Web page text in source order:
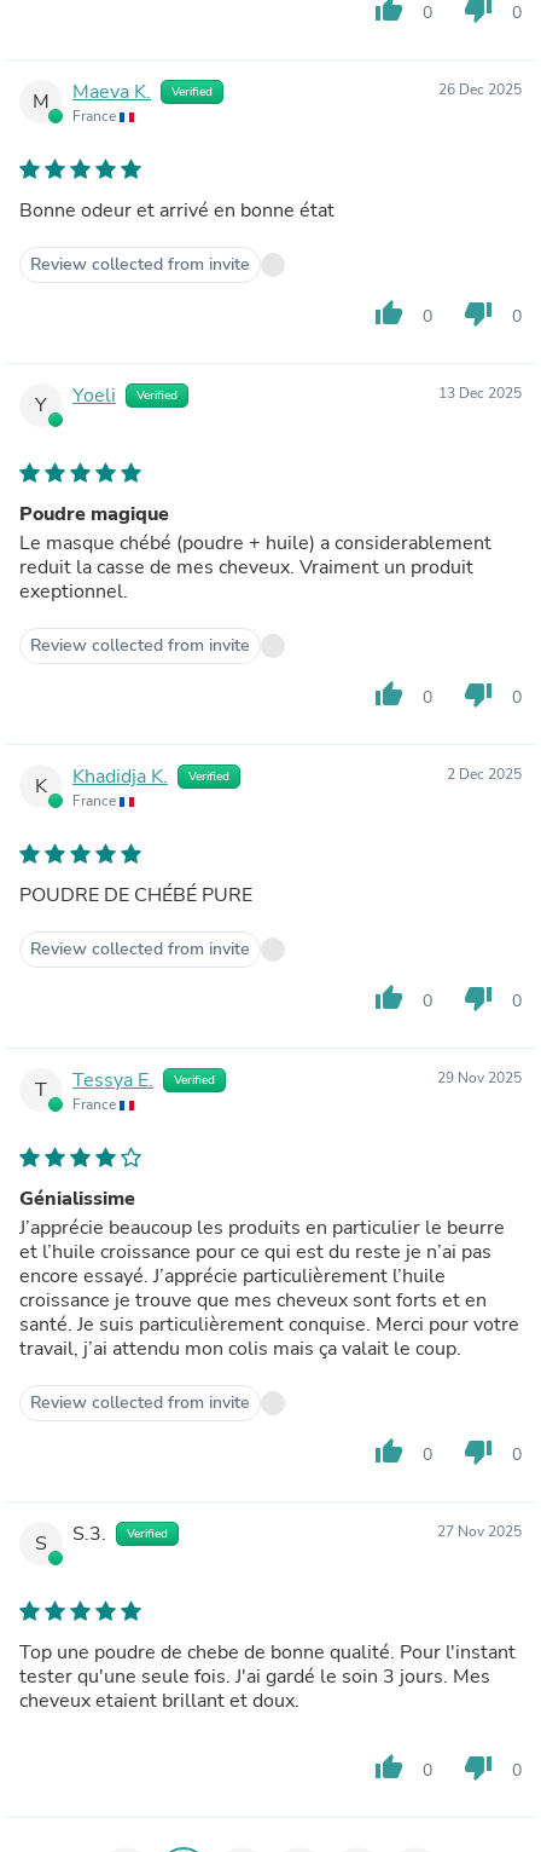
thumb_up 0 thumb_down 0
M Maeva K. Verified
France
26 Dec 2025
Bonne odeur et arrivé en bonne état
Review collected from invite
thumb_up 0 thumb_down 0
Y Yoeli Verified 13 Dec 2025
Poudre magique
Le masque chébé (poudre + huile) a considerablement
reduit la casse de mes cheveux. Vraiment un produit
exeptionnel.
Review collected from invite
thumb_up 0 thumb_down 0
K Khadidja K. Verified
France
2 Dec 2025
POUDRE DE CHÉBÉ PURE
Review collected from invite
thumb_up 0 thumb_down 0
T Tessya E. Verified
France
29 Nov 2025
Génialissime
J’apprécie beaucoup les produits en particulier le beurre
et l’huile croissance pour ce qui est du reste je n’ai pas
encore essayé. J’apprécie particulièrement l’huile
croissance je trouve que mes cheveux sont forts et en
santé. Je suis particulièrement conquise. Merci pour votre
travail, j’ai attendu mon colis mais ça valait le coup.
Review collected from invite
thumb_up 0 thumb_down 0
S S.3. Verified 27 Nov 2025
Top une poudre de chebe de bonne qualité. Pour l'instant
tester qu'une seule fois. J'ai gardé le soin 3 jours. Mes
cheveux etaient brillant et doux.
thumb_up 0 thumb_down 0